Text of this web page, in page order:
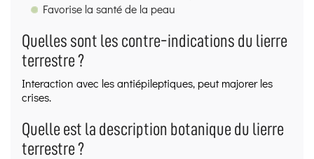
Favorise la santé de la peau
Quelles sont les contre-indications du lierre
terrestre ?
Interaction avec les antiépileptiques, peut majorer les
crises.
Quelle est la description botanique du lierre
terrestre ?
Méthode :Contenu basé sur des sources de
référence en phytothérapie et herboristerie (ex.
EMA/HMPC, OMS/WHO, ESCOP, publications et
bases institutionnelles), rédigé avec une approche
Qualité & traçabilité :ProcéduresHACCP(hygiène
stricte, traçabilité des lots, contrôles à réception,
BIO :EntreprisecertifiéeparFoodChain ID(les
produits BIO sont identifiés sur leur fiche).